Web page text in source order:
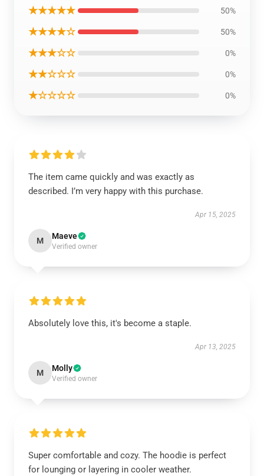
★★★★★ 50%
★★★★☆ 50%
★★★☆☆ 0%
★★☆☆☆ 0%
★☆☆☆☆ 0%
The item came quickly and was exactly as
described. I’m very happy with this purchase.
Apr 15, 2025
M Maeve
Verified owner
Absolutely love this, it's become a staple.
Apr 13, 2025
M Molly
Verified owner
Super comfortable and cozy. The hoodie is perfect
for lounging or layering in cooler weather.